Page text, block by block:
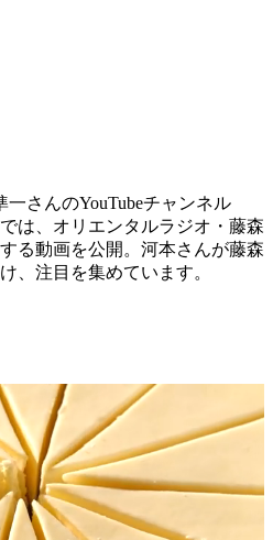
さんのYouTubeチャンネル
は、オリエンタルラジオ・藤森
る動画を公開。河本さんが藤森
、注目を集めています。